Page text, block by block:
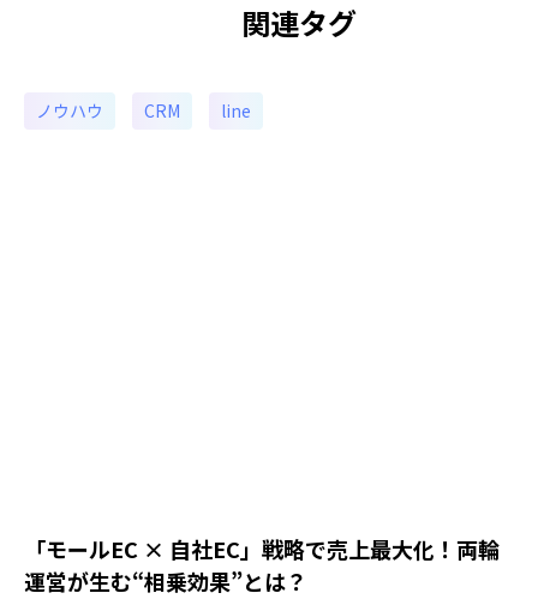
関連タグ
ノウハウ CRM line
「モールEC × 自社EC」戦略で売上最大化！両輪
運営が生む“相乗効果”とは？